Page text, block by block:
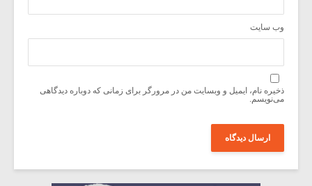
وب‌ سایت
ذخیره نام، ایمیل و وبسایت من در مرورگر برای زمانی که دوباره دیدگاهی
می‌نویسم.